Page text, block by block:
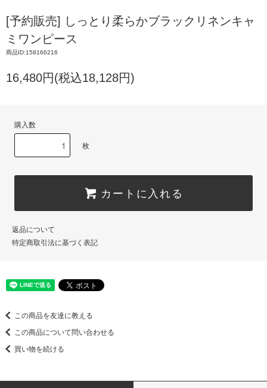
[予約販売] しっとり柔らかブラックリネンキャ
ミワンピース
商品ID:158166216
16,480円(税込18,128円)
購入数
枚
カートに入れる
返品について
特定商取引法に基づく表記
この商品を友達に教える
この商品について問い合わせる
買い物を続ける